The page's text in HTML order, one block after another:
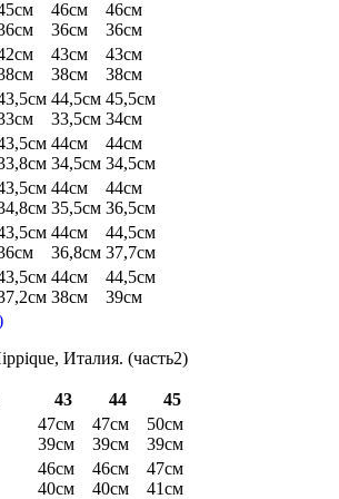
46см
36см
46см
36см
43см
38см
43см
38см
44,5см
33,5см
45,5см
34см
44см
34,5см
44см
34,5см
44см
35,5см
44см
36,5см
44см
36,8см
44,5см
37,7см
44см
38см
44,5см
39см
Италия. (часть2)
43 44
45
47см
39см
47см
39см
50см
39см
46см
40см
46см
40см
47см
41см